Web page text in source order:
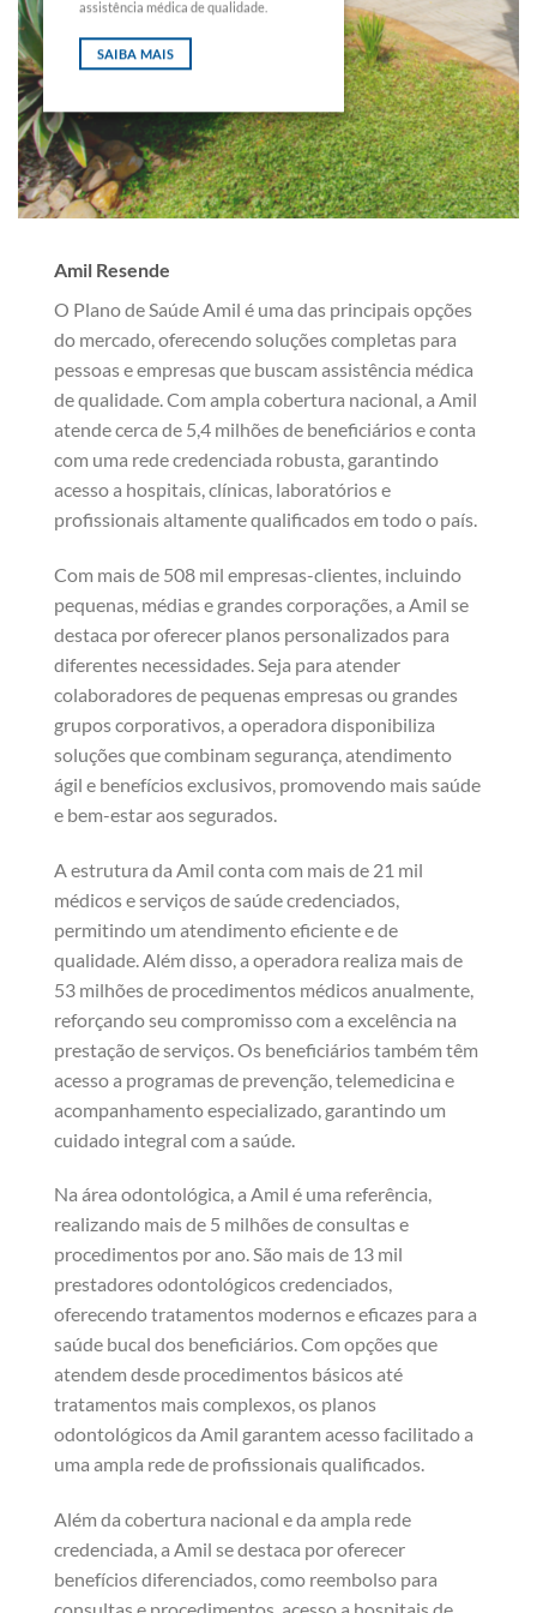
assistência médica de qualidade.
SAIBA MAIS
Amil Resende
O Plano de Saúde Amil é uma das principais opções
do mercado, oferecendo soluções completas para
pessoas e empresas que buscam assistência médica
de qualidade. Com ampla cobertura nacional, a Amil
atende cerca de 5,4 milhões de beneficiários e conta
com uma rede credenciada robusta, garantindo
acesso a hospitais, clínicas, laboratórios e
profissionais altamente qualificados em todo o país.
Com mais de 508 mil empresas-clientes, incluindo
pequenas, médias e grandes corporações, a Amil se
destaca por oferecer planos personalizados para
diferentes necessidades. Seja para atender
colaboradores de pequenas empresas ou grandes
grupos corporativos, a operadora disponibiliza
soluções que combinam segurança, atendimento
ágil e benefícios exclusivos, promovendo mais saúde
e bem-estar aos segurados.
A estrutura da Amil conta com mais de 21 mil
médicos e serviços de saúde credenciados,
permitindo um atendimento eficiente e de
qualidade. Além disso, a operadora realiza mais de
53 milhões de procedimentos médicos anualmente,
reforçando seu compromisso com a excelência na
prestação de serviços. Os beneficiários também têm
acesso a programas de prevenção, telemedicina e
acompanhamento especializado, garantindo um
cuidado integral com a saúde.
Na área odontológica, a Amil é uma referência,
realizando mais de 5 milhões de consultas e
procedimentos por ano. São mais de 13 mil
prestadores odontológicos credenciados,
oferecendo tratamentos modernos e eficazes para a
saúde bucal dos beneficiários. Com opções que
atendem desde procedimentos básicos até
tratamentos mais complexos, os planos
odontológicos da Amil garantem acesso facilitado a
uma ampla rede de profissionais qualificados.
Além da cobertura nacional e da ampla rede
credenciada, a Amil se destaca por oferecer
benefícios diferenciados, como reembolso para